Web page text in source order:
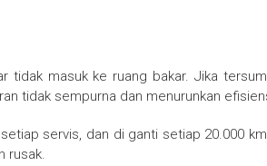
tidak masuk ke ruang bakar. Jika
tidak sempurna dan menurunkan
servis, dan di ganti setiap 20.000
rusak.